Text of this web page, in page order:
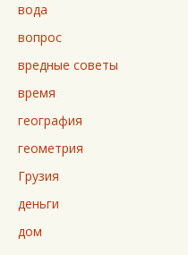
вода
вопрос
вредные советы
время
география
геометрия
Грузия
деньги
дом